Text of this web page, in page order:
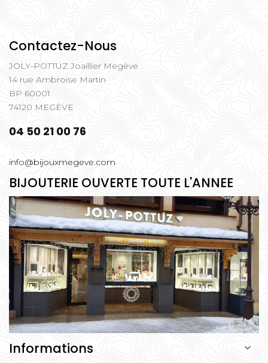
Contactez-Nous
JOLY-POTTUZ Joaillier Megève
14 rue Ambroise Martin
BP 60001
74120 MEGÈVE
04 50 21 00 76
info@bijouxmegeve.com
BIJOUTERIE OUVERTE TOUTE L'ANNEE
Informations 